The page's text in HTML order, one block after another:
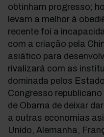
obtinham progresso;
levam a melhor à
recente foi a
com a criação pela
asiático para
rivalizará com as
dominada pelos
Congresso
de Obama de deixar
a outras economias
Unido, Alemanha,